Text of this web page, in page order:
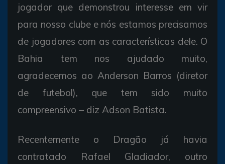
jogador que demonstrou interesse em vir
para nosso clube e nós estamos precisamos
de jogadores com as características dele. O
Bahia tem nos ajudado muito,
agradecemos ao Anderson Barros (diretor
de futebol), que tem sido muito
compreensivo – diz Adson Batista.
Recentemente o Dragão já havia
contratado Rafael Gladiador, outro